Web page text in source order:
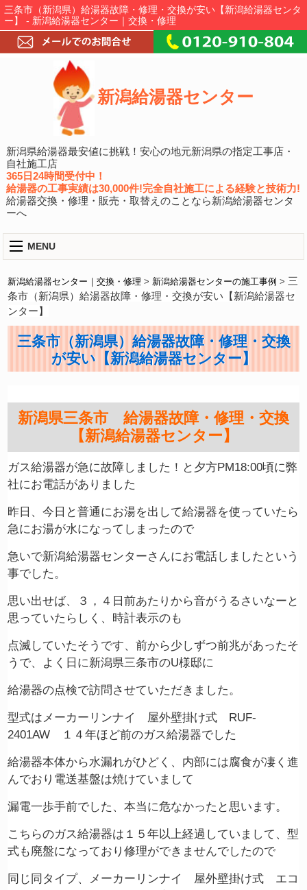
三条市（新潟県）給湯器故障・修理・交換が安い【新潟給湯器センタ
ー】 - 新潟給湯器センター｜交換・修理
新潟給湯器センター
新潟県給湯器最安値に挑戦！安心の地元新潟県の指定工事店・
自社施工店
365日24時間受付中！
給湯器の工事実績は30,000件!完全自社施工による経験と技術力!
給湯器交換・修理・販売・取替えのことなら新潟給湯器センタ
ーへ
MENU
新潟給湯器センター｜交換・修理 > 新潟給湯器センターの施工事例 > 三
条市（新潟県）給湯器故障・修理・交換が安い【新潟給湯器セ
ンター】
三条市（新潟県）給湯器故障・修理・交換
が安い【新潟給湯器センター】
新潟県三条市 給湯器故障・修理・交換
【新潟給湯器センター】
ガス給湯器が急に故障しました！と夕方PM18:00頃に弊
社にお電話がありました
昨日、今日と普通にお湯を出して給湯器を使っていたら
急にお湯が水になってしまったので
急いで新潟給湯器センターさんにお電話しましたという
事でした。
思い出せば、３，４日前あたりから音がうるさいなーと
思っていたらしく、時計表示のも
点滅していたそうです、前から少しずつ前兆があったそ
うで、よく日に新潟県三条市のU様邸に
給湯器の点検で訪問させていただきました。
型式はメーカーリンナイ 屋外壁掛け式 RUF-
2401AW １４年ほど前のガス給湯器でした
給湯器本体から水漏れがひどく、内部には腐食が凄く進
んでおり電送基盤は焼けていまして
漏電一歩手前でした、本当に危なかったと思います。
こちらのガス給湯器は１５年以上経過していまして、型
式も廃盤になっており修理ができませんでしたので
同じ同タイプ、メーカーリンナイ 屋外壁掛け式 エコ